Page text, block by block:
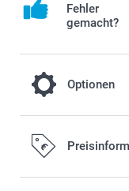
Fehler
gemacht?
Optionen
Peppen Sie
Schleife auf